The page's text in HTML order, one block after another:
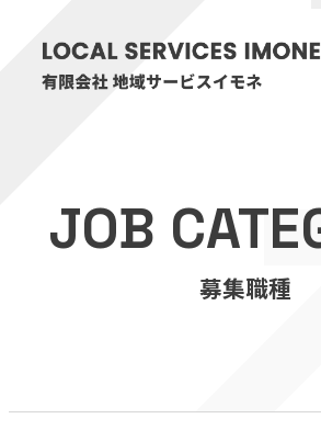
医療・介護事業
訪問看護リハビリステー
福祉用具プランナー癒々
JOB
募集職種